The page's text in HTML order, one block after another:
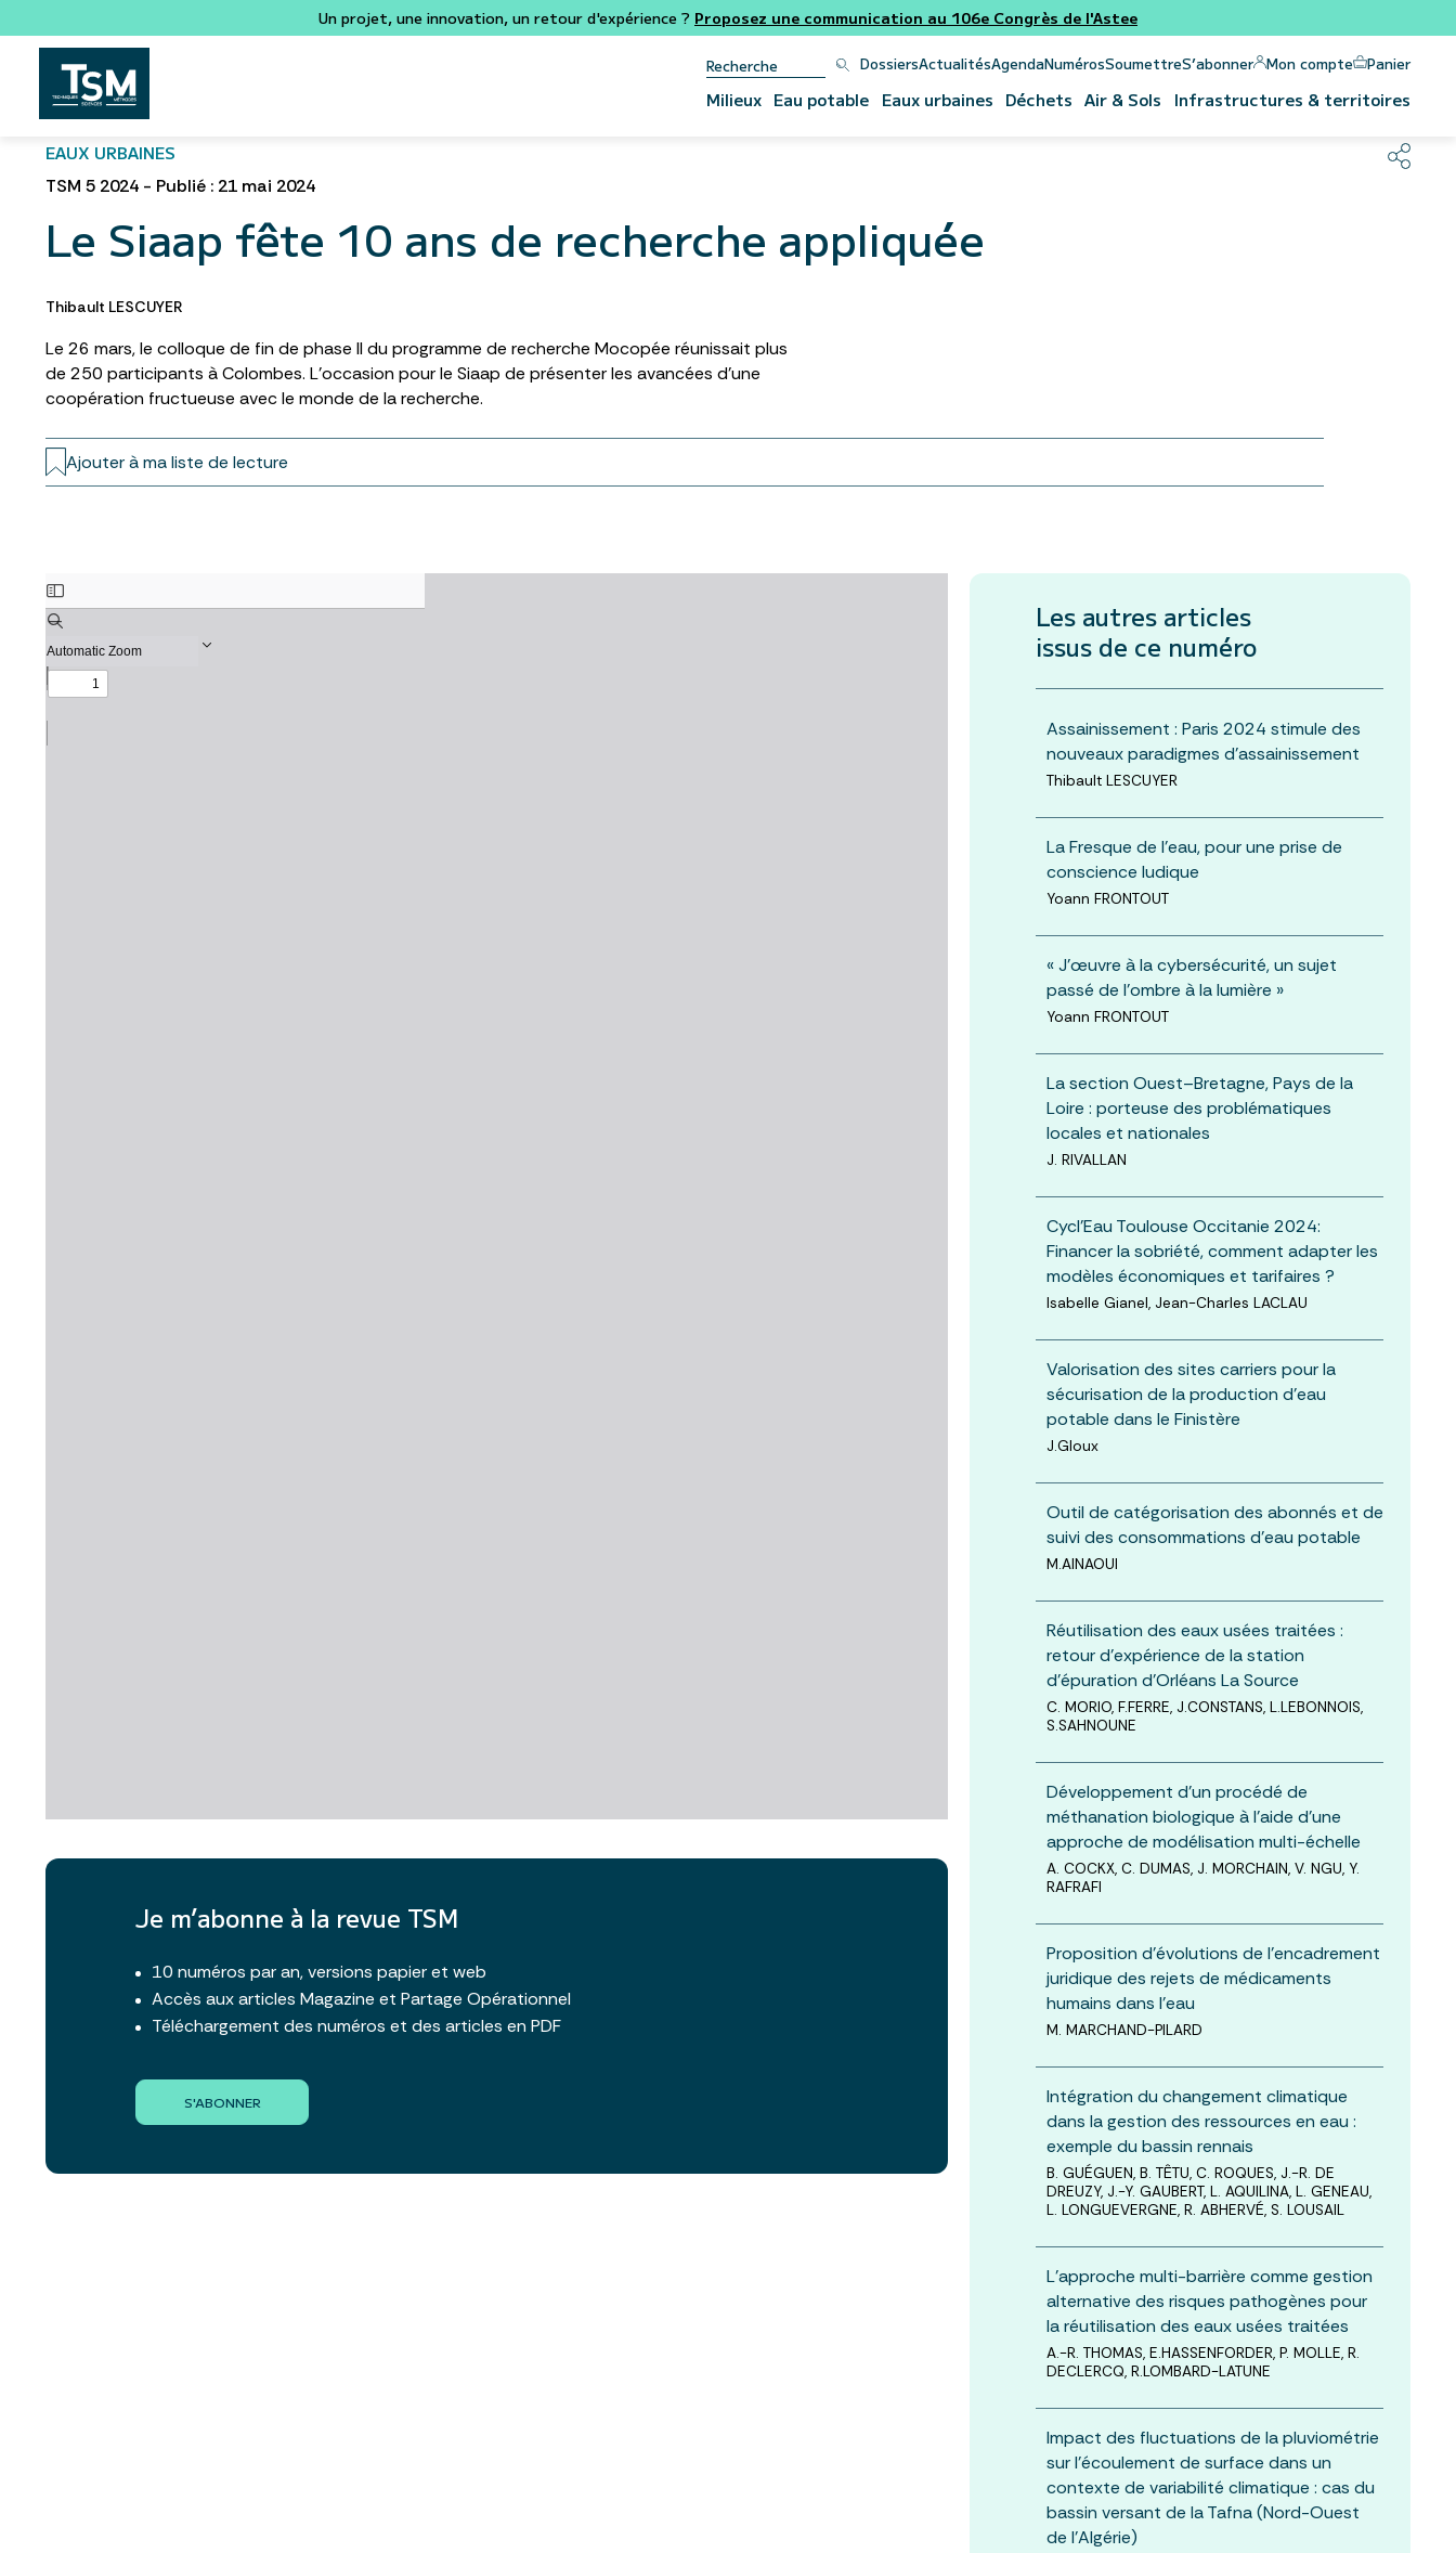
Un projet, une innovation, un retour d'expérience ? Proposez une communication au 106e Congrès de l'Astee
DossiersActualitésAgendaNumérosSoumettreS’abonner Mon compte Panier
Milieux Eau potable Eaux urbaines Déchets Air & Sols Infrastructures & territoires
EAUX URBAINES
TSM 5 2024 - Publié : 21 mai 2024
Le Siaap fête 10 ans de recherche appliquée
Thibault LESCUYER
Le 26 mars, le colloque de fin de phase II du programme de recherche Mocopée réunissait plus
de 250 participants à Colombes. L’occasion pour le Siaap de présenter les avancées d’une
coopération fructueuse avec le monde de la recherche.
Ajouter à ma liste de lecture
Je m’abonne à la revue TSM
10 numéros par an, versions papier et web
Accès aux articles Magazine et Partage Opérationnel
Téléchargement des numéros et des articles en PDF
S'ABONNER
Les autres articles
issus de ce numéro
Assainissement : Paris 2024 stimule des
nouveaux paradigmes d’assainissement
Thibault LESCUYER
La Fresque de l’eau, pour une prise de
conscience ludique
Yoann FRONTOUT
« J'œuvre à la cybersécurité, un sujet
passé de l'ombre à la lumière »
Yoann FRONTOUT
La section Ouest–Bretagne, Pays de la
Loire : porteuse des problématiques
locales et nationales
J. RIVALLAN
Cycl'Eau Toulouse Occitanie 2024:
Financer la sobriété, comment adapter les
modèles économiques et tarifaires ?
Isabelle Gianel, Jean-Charles LACLAU
Valorisation des sites carriers pour la
sécurisation de la production d’eau
potable dans le Finistère
J.Gloux
Outil de catégorisation des abonnés et de
suivi des consommations d’eau potable
M.AINAOUI
Réutilisation des eaux usées traitées :
retour d’expérience de la station
d’épuration d’Orléans La Source
C. MORIO, F.FERRE, J.CONSTANS, L.LEBONNOIS,
S.SAHNOUNE
Développement d'un procédé de
méthanation biologique à l'aide d'une
approche de modélisation multi-échelle
A. COCKX, C. DUMAS, J. MORCHAIN, V. NGU, Y.
RAFRAFI
Proposition d'évolutions de l'encadrement
juridique des rejets de médicaments
humains dans l'eau
M. MARCHAND-PILARD
Intégration du changement climatique
dans la gestion des ressources en eau :
exemple du bassin rennais
B. GUÉGUEN, B. TÊTU, C. ROQUES, J.-R. DE
DREUZY, J.-Y. GAUBERT, L. AQUILINA, L. GENEAU,
L. LONGUEVERGNE, R. ABHERVÉ, S. LOUSAIL
L'approche multi-barrière comme gestion
alternative des risques pathogènes pour
la réutilisation des eaux usées traitées
A.-R. THOMAS, E.HASSENFORDER, P. MOLLE, R.
DECLERCQ, R.LOMBARD-LATUNE
Impact des fluctuations de la pluviométrie
sur l'écoulement de surface dans un
contexte de variabilité climatique : cas du
bassin versant de la Tafna (Nord-Ouest
de l'Algérie)